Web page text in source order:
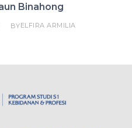
Binahong
BYELFIRA ARMILIA